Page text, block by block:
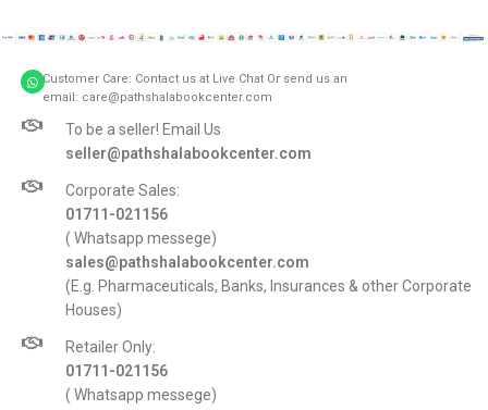
Customer Care: Contact us at Live Chat Or send us an
email: care@pathshalabookcenter.com
To be a seller! Email Us
seller@pathshalabookcenter.com
Corporate Sales:
01711-021156
( Whatsapp messege)
sales@pathshalabookcenter.com
(E.g. Pharmaceuticals, Banks, Insurances & other Corporate
Houses)
Retailer Only:
01711-021156
( Whatsapp messege)